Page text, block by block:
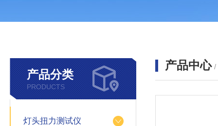
产品分类
PRODUCTS
灯头扭力测试仪
产品中心 /